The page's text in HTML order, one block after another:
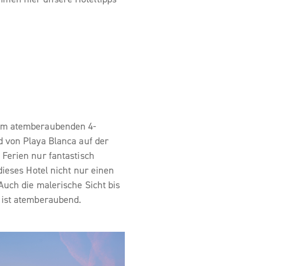
atemberaubenden 4-
Playa Blanca auf der
nur fantastisch
Hotel nicht nur einen
die malerische Sicht bis
atemberaubend.